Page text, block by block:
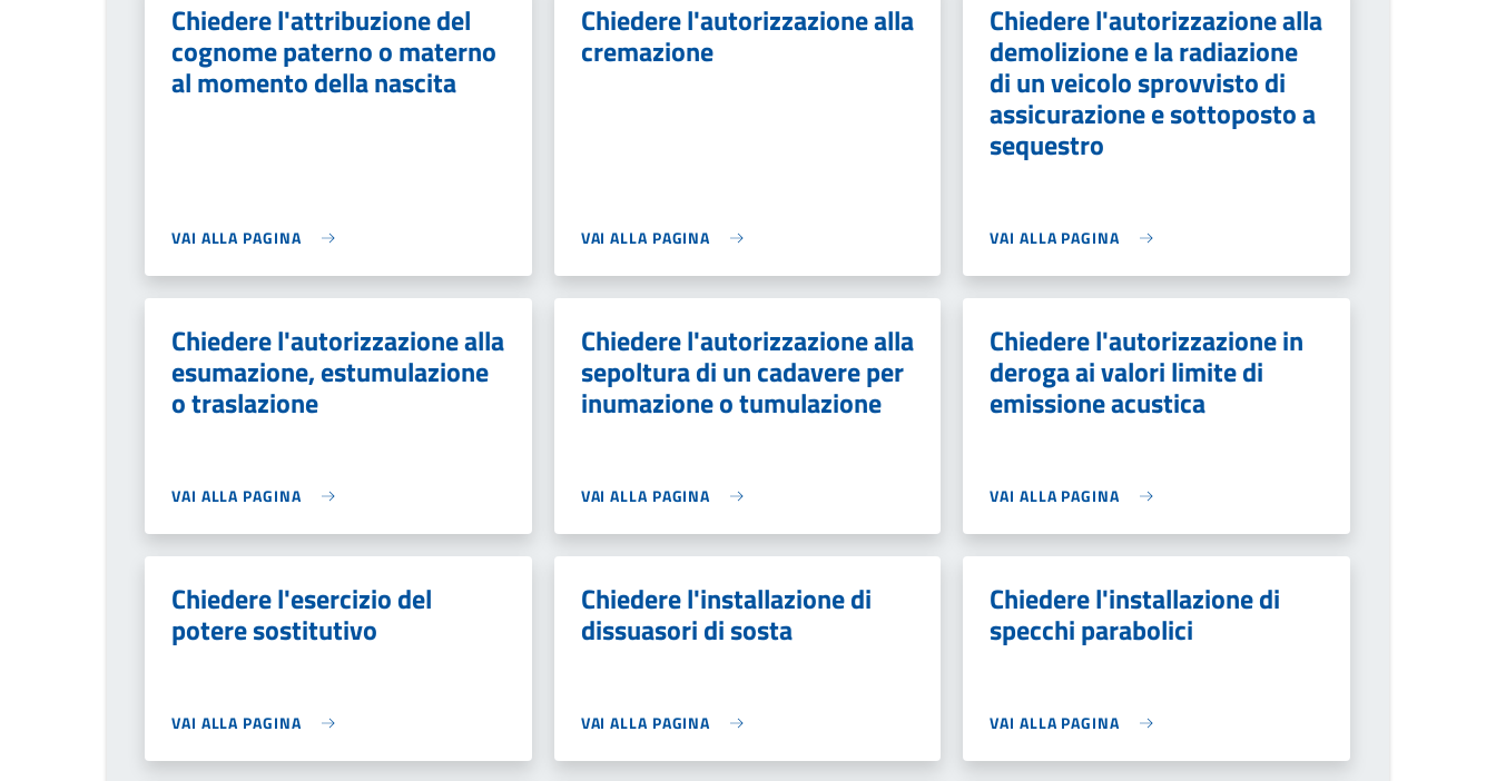
Chiedere l'attribuzione del
cognome paterno o materno
al momento della nascita
VAI ALLA PAGINA
Chiedere l'autorizzazione alla
cremazione
VAI ALLA PAGINA
Chiedere l'autorizzazione alla
demolizione e la radiazione
di un veicolo sprovvisto di
assicurazione e sottoposto a
sequestro
VAI ALLA PAGINA
Chiedere l'autorizzazione alla
esumazione, estumulazione
o traslazione
VAI ALLA PAGINA
Chiedere l'autorizzazione alla
sepoltura di un cadavere per
inumazione o tumulazione
VAI ALLA PAGINA
Chiedere l'autorizzazione in
deroga ai valori limite di
emissione acustica
VAI ALLA PAGINA
Chiedere l'esercizio del
potere sostitutivo
VAI ALLA PAGINA
Chiedere l'installazione di
dissuasori di sosta
VAI ALLA PAGINA
Chiedere l'installazione di
specchi parabolici
VAI ALLA PAGINA